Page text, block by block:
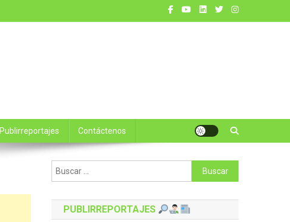
Publirreportajes Contáctenos
Buscar:
PUBLIRREPORTAJES